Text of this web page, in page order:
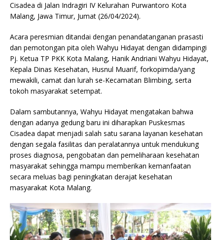
Cisadea di Jalan Indragiri IV Kelurahan Purwantoro Kota
Malang, Jawa Timur, Jumat (26/04/2024).
Acara peresmian ditandai dengan penandatanganan prasasti
dan pemotongan pita oleh Wahyu Hidayat dengan didampingi
Pj. Ketua TP PKK Kota Malang, Hanik Andriani Wahyu Hidayat,
Kepala Dinas Kesehatan, Husnul Muarif, forkopimda/yang
mewakili, camat dan lurah se-Kecamatan Blimbing, serta
tokoh masyarakat setempat.
Dalam sambutannya, Wahyu Hidayat mengatakan bahwa
dengan adanya gedung baru ini diharapkan Puskesmas
Cisadea dapat menjadi salah satu sarana layanan kesehatan
dengan segala fasilitas dan peralatannya untuk mendukung
proses diagnosa, pengobatan dan pemeliharaan kesehatan
masyarakat sehingga mampu memberikan kemanfaatan
secara meluas bagi peningkatan derajat kesehatan
masyarakat Kota Malang.